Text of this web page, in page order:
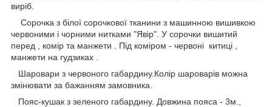
виріб.
Сорочка з білої сорочкової тканини з машинною вишивкою
червоними і чорними нитками "Явір". У сорочки вишитий
перед , комір та манжети . Під коміром - червоні китиці ,
манжети на гудзиках .
Шаровари з червоного габардину.Колір шароварів можна
змінювати за бажанням замовника.
Пояс-кушак з зеленого габардину. Довжина пояса - 3м.,